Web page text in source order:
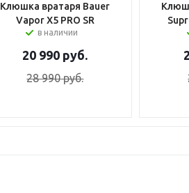
Клюшка вратаря Bauer
Vapor X5 PRO SR
в наличии
20 990 руб.
28 990руб.